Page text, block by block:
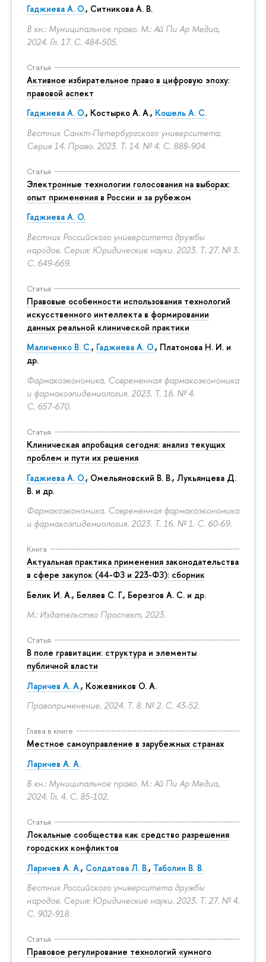
Гаджиева А. О., Ситникова А. В.
В кн.: Муниципальное право. М.: Ай Пи Ар Медиа,
2024. Гл. 17. С. 484-505.
Статья
Активное избирательное право в цифровую эпоху:
правовой аспект
Гаджиева А. О., Костырко А. А., Кошель А. С.
Вестник Санкт-Петербургского университета.
Серия 14. Право. 2023. Т. 14. № 4. С. 888-904.
Статья
Электронные технологии голосования на выборах:
опыт применения в России и за рубежом
Гаджиева А. О.
Вестник Российского университета дружбы
народов. Серия: Юридические науки. 2023. Т. 27. № 3.
С. 649-669.
Статья
Правовые особенности использования технологий
искусственного интеллекта в формировании
данных реальной клинической практики
Маличенко В. С., Гаджиева А. О., Платонова Н. И. и
др.
Фармакоэкономика. Современная фармакоэкономика
и фармакоэпидемиология. 2023. Т. 16. № 4.
С. 657-670.
Статья
Клиническая апробация сегодня: анализ текущих
проблем и пути их решения
Гаджиева А. О., Омельяновский В. В., Лукьянцева Д.
В. и др.
Фармакоэкономика. Современная фармакоэкономика
и фармакоэпидемиология. 2023. Т. 16. № 1. С. 60-69.
Книга
Актуальная практика применения законодательства
в сфере закупок (44-ФЗ и 223-ФЗ): сборник
Белик И. А., Беляев С. Г., Березгов А. С. и др.
М.: Издательство Проспект, 2023.
Статья
В поле гравитации: структура и элементы
публичной власти
Ларичев А. А., Кожевников О. А.
Правоприменение. 2024. Т. 8. № 2. С. 43-52.
Глава в книге
Местное самоуправление в зарубежных странах
Ларичев А. А.
В кн.: Муниципальное право. М.: Ай Пи Ар Медиа,
2024. Гл. 4. С. 85-102.
Статья
Локальные сообщества как средство разрешения
городских конфликтов
Ларичев А. А., Солдатова Л. В., Таболин В. В.
Вестник Российского университета дружбы
народов. Серия: Юридические науки. 2023. Т. 27. № 4.
С. 902-918.
Статья
Правовое регулирование технологий «умного